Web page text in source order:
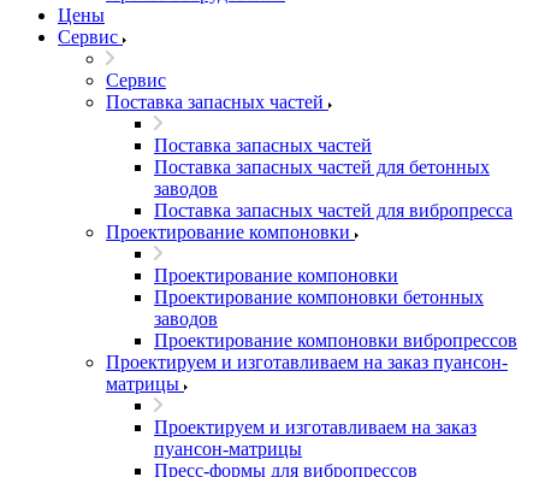
Цены
Сервис
Сервис
Поставка запасных частей
Поставка запасных частей
Поставка запасных частей для бетонных
заводов
Поставка запасных частей для вибропресса
Проектирование компоновки
Проектирование компоновки
Проектирование компоновки бетонных
заводов
Проектирование компоновки вибропрессов
Проектируем и изготавливаем на заказ пуансон-
матрицы
Проектируем и изготавливаем на заказ
пуансон-матрицы
Пресс-формы для вибропрессов